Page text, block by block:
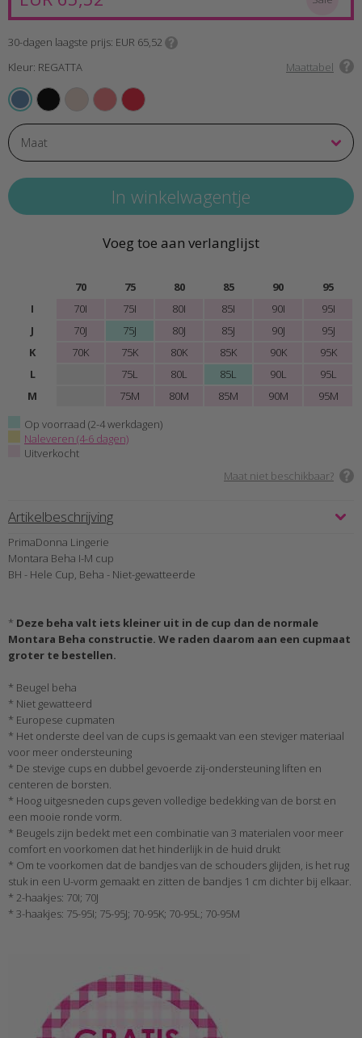
30-dagen laagste prijs EUR 65,52
Kleur: REGATTA
Maattabel
Voeg toe aan verlanglijst
70 75 80 85 90
95
I
70I 75I 80I 85I 90I
95I
J
70J 75J 80J 85J 90J
95J
K
70K 75K 80K 85K 90K
95K
L
75L 80L 85L 90L
95L
M
75M 80M 85M 90M
95M
Op voorraad (2-4 werkdagen)
Naleveren (4-6 dagen)
Uitverkocht
Maat niet beschikbaar?
Artikelbeschrijving
PrimaDonna Lingerie
Montara Beha I-M cup
BH - Hele Cup, Beha - Niet-gewatteerde
* Deze beha valt iets kleiner uit in de cup dan de normale
Montara Beha constructie. We raden daarom aan een cupmaat
groter te bestellen.
* Beugel beha
* Niet gewatteerd
* Europese cupmaten
* Het onderste deel van de cups is gemaakt van een steviger materiaal
voor meer ondersteuning
* De stevige cups en dubbel gevoerde zij-ondersteuning liften en
centeren de borsten.
* Hoog uitgesneden cups geven volledige bedekking van de borst en
een mooie ronde vorm.
* Beugels zijn bedekt met een combinatie van 3 materialen voor meer
comfort en voorkomen dat het hinderlijk in de huid drukt
* Om te voorkomen dat de bandjes van de schouders glijden, is het rug
stuk in een U-vorm gemaakt en zitten de bandjes 1 cm dichter bij elkaar.
* 2-haakjes: 70I; 70J
* 3-haakjes: 75-95I; 75-95J; 70-95K; 70-95L; 70-95M